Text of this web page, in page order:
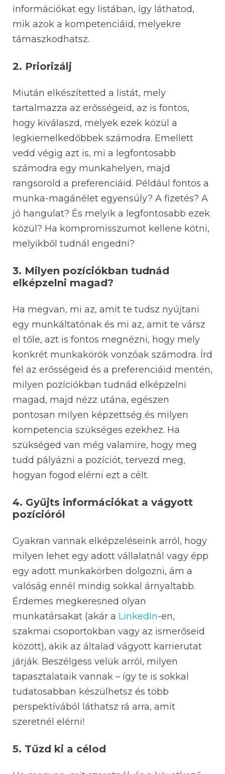
információkat egy listában, így láthatod,
mik azok a kompetenciáid, melyekre
támaszkodhatsz.
2. Priorizálj
Miután elkészítetted a listát, mely
tartalmazza az erősségeid, az is fontos,
hogy kiválaszd, melyek ezek közül a
legkiemelkedőbbek számodra. Emellett
vedd végig azt is, mi a legfontosabb
számodra egy munkahelyen, majd
rangsorold a preferenciáid. Például fontos a
munka-magánélet egyensúly? A fizetés? A
jó hangulat? És melyik a legfontosabb ezek
közül? Ha kompromisszumot kellene kötni,
melyikből tudnál engedni?
3. Milyen pozíciókban tudnád
elképzelni magad?
Ha megvan, mi az, amit te tudsz nyújtani
egy munkáltatónak és mi az, amit te vársz
el tőle, azt is fontos megnézni, hogy mely
konkrét munkakörök vonzóak számodra. Írd
fel az erősségeid és a preferenciáid mentén,
milyen pozíciókban tudnád elképzelni
magad, majd nézz utána, egészen
pontosan milyen képzettség és milyen
kompetencia szükséges ezekhez. Ha
szükséged van még valamire, hogy meg
tudd pályázni a pozíciót, tervezd meg,
hogyan fogod elérni ezt a célt.
4. Gyűjts információkat a vágyott
pozícióról
Gyakran vannak elképzeléseink arról, hogy
milyen lehet egy adott vállalatnál vagy épp
egy adott munkakörben dolgozni, ám a
valóság ennél mindig sokkal árnyaltabb.
Érdemes megkeresned olyan
munkatársakat (akár a LinkedIn-en,
szakmai csoportokban vagy az ismerőseid
között), akik az általad vágyott karrierutat
járják. Beszélgess velük arról, milyen
tapasztalataik vannak – így te is sokkal
tudatosabban készülhetsz és több
perspektívából láthatsz rá arra, amit
szeretnél elérni!
5. Tűzd ki a célod